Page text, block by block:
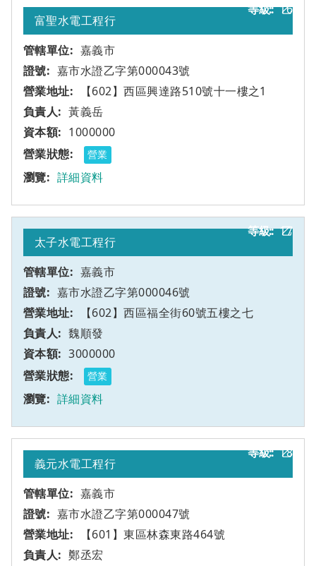
16
富聖水電工程行
嘉義市
嘉市水證乙字第000043號
【602】西區興達路510號十一樓之1
乙
黃義岳
1000000
營業
詳細資料
17
太子水電工程行
嘉義市
嘉市水證乙字第000046號
【602】西區福全街60號五樓之七
乙
魏順發
3000000
營業
詳細資料
18
義元水電工程行
嘉義市
嘉市水證乙字第000047號
【601】東區林森東路464號
乙
鄭丞宏